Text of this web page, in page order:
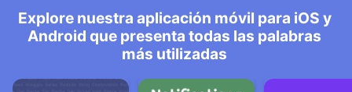
Explore nuestra aplicación móvil para iOS y
Android que presenta todas las palabras
más utilizadas